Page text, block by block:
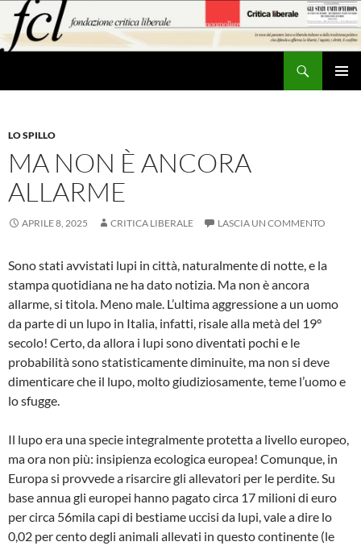
contenuto
LO SPILLO
MA NON È ANCORA
ALLARME
APRILE 8, 2025 CRITICA LIBERALE LASCIA UN COMMENTO
Sono stati avvistati lupi in città, naturalmente di notte, e la
stampa quotidiana ne ha dato notizia. Ma non è ancora
allarme, si titola. Meno male. L’ultima aggressione a un uomo
da parte di un lupo in Italia, infatti, risale alla metà del 19°
secolo! Certo, da allora i lupi sono diventati pochi e le
probabilità sono statisticamente diminuite, ma non si deve
dimenticare che il lupo, molto giudiziosamente, teme l’uomo e
lo sfugge.
Il lupo era una specie integralmente protetta a livello europeo,
ma ora non più: insipienza ecologica europea! Comunque, in
Europa si provvede a risarcire gli allevatori per le perdite. Su
base annua gli europei hanno pagato circa 17 milioni di euro
per circa 56mila capi di bestiame uccisi da lupi, vale a dire lo
0,02 per cento degli animali allevati in questo continente (le